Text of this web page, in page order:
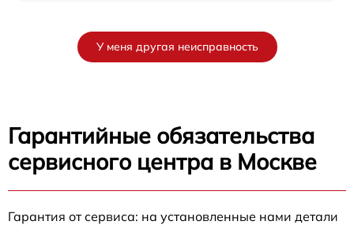
У меня другая неисправность
Гарантийные обязательства
сервисного центра в Москве
Гарантия от сервиса: на установленные нами детали